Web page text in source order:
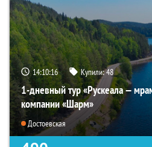
14:10:14 Купили:48
1-дневный тур «Рускеала —
компании «Шарм»
Достоевская